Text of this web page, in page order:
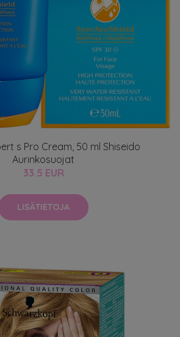
s Pro Cream, 50 ml Shiseido
Aurinkosuojat
33.5 EUR
LISÄTIETOJA